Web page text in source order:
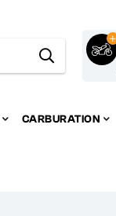
CARBURATION